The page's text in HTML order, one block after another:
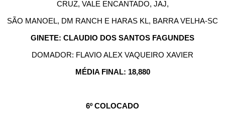
CRUZ, VALE ENCANTADO, JAJ,
SÃO MANOEL, DM RANCH E HARAS KL, BARRA VELHA-SC
GINETE: CLAUDIO DOS SANTOS FAGUNDES
DOMADOR: FLAVIO ALEX VAQUEIRO XAVIER
MÉDIA FINAL: 18,880
6º COLOCADO